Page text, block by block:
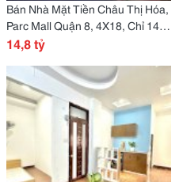
Bán Nhà Mặt Tiền Châu Thị Hóa,
Parc Mall Quận 8, 4X18, Chỉ 14
Tỷ 8
14,8 tỷ